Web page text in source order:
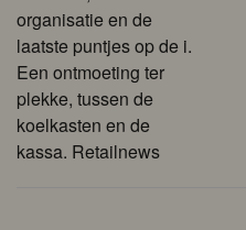
organisatie en de
laatste puntjes op de i.
Een ontmoeting ter
plekke, tussen de
koelkasten en de
kassa. Retailnews